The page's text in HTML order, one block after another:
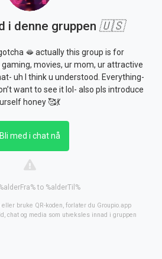
i denne gruppen 🇺🇸
🫦 actually this group is for
movies, ur mom, ur attractive
uh I think u understood. Everything-
want to see it lol- also pls introduce
urself honey 🥰💃
Bli med i chat nå
to %alderTil%
bruke QR-koden, forlater du Groupio.app
chat og media som utveksles innad i gruppen